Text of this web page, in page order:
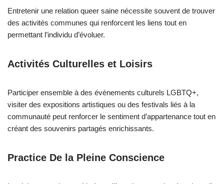
Entretenir une relation queer saine nécessite souvent de trouver
des activités communes qui renforcent les liens tout en
permettant l’individu d’évoluer.
Activités Culturelles et Loisirs
Participer ensemble à des évènements culturels LGBTQ+,
visiter des expositions artistiques ou des festivals liés à la
communauté peut renforcer le sentiment d’appartenance tout en
créant des souvenirs partagés enrichissants.
Practice De la Pleine Conscience